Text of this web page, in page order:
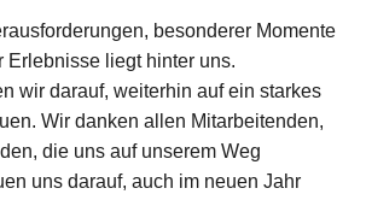
besonderer Momente
Erlebnisse liegt hinter uns.
wir darauf, weiterhin auf ein starkes
Wir danken allen Mitarbeitenden,
die uns auf unserem Weg
uns darauf, auch im neuen Jahr